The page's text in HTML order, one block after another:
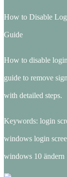
How to Disable
Guide
How to disable
guide to remove
with detailed steps.
Keywords: login
windows login
windows 10 ändern